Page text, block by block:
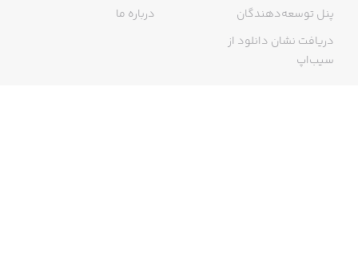
پنل توسعه‌دهندگان
دریافت نشان دانلود از
سیب‌اپ
درباره ما